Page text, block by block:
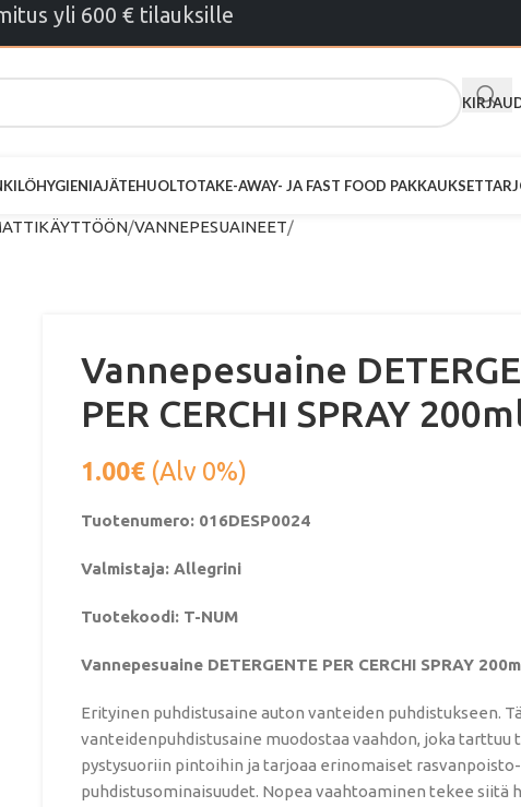
yli 600 € tilauksille
JÄTEHUOLTOTAKE-AWAY- JA FAST FOOD PAKKAUKSET
VANNEPESUAINEET
Vannepesuaine
PER CERCHI SPRAY
1.00€(Alv 0%)
Tuotenumero: 016DESP0024
Valmistaja: Allegrini
Tuotekoodi: T-NUM
Vannepesuaine DETERGENTE PER CERCHI SPRAY
Erityinen puhdistusaine auton vanteiden puhdistukseen.
vanteidenpuhdistusaine muodostaa vaahdon, joka tarttuu
pystysuoriin pintoihin ja tarjoaa erinomaiset
puhdistusominaisuudet. Nopea vaahtoaminen tekee siitä